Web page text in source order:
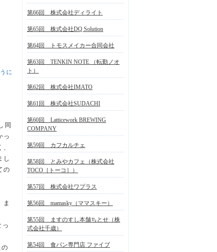
に
同
っ
し
の
ま
第66回 株式会社ディライト
第65回 株式会社DQ Solution
第64回 トモスメイカー合同会社
第63回 TENKIN NOTE （転勤ノオ
ト）
第62回 株式会社IMATO
第61回 株式会社SUDACHI
第60回 Latticework BREWING
COMPANY
第59回 カフカルチェ
第58回 とみやカフェ（株式会社
TOCO［トーコ］）
第57回 株式会社ワプラス
第56回 mamasky（ママスキー）
第55回 ますのすし本舗ちとせ（株
式会社千歳）
第54回 食パン専門店 ファイブ